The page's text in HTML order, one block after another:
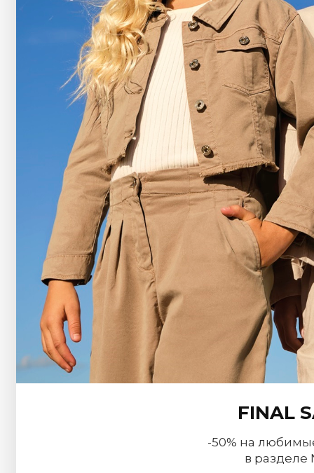
FINAL
-50% на
в разделе